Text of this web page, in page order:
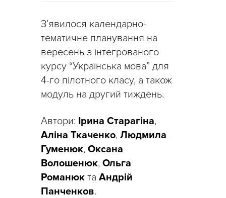
З’явилося календарно-
тематичне планування на
вересень з інтегрованого
курсу “Українська мова” для
4-го пілотного класу, а також
модуль на другий тиждень.
Автори: Ірина Старагіна,
Аліна Ткаченко, Людмила
Гуменюк, Оксана
Волошенюк, Ольга
Романюк та Андрій
Панченков.